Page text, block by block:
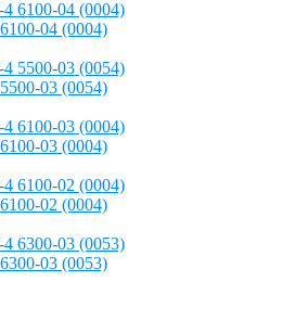
04 (0004)
03 (0054)
03 (0004)
02 (0004)
03 (0053)